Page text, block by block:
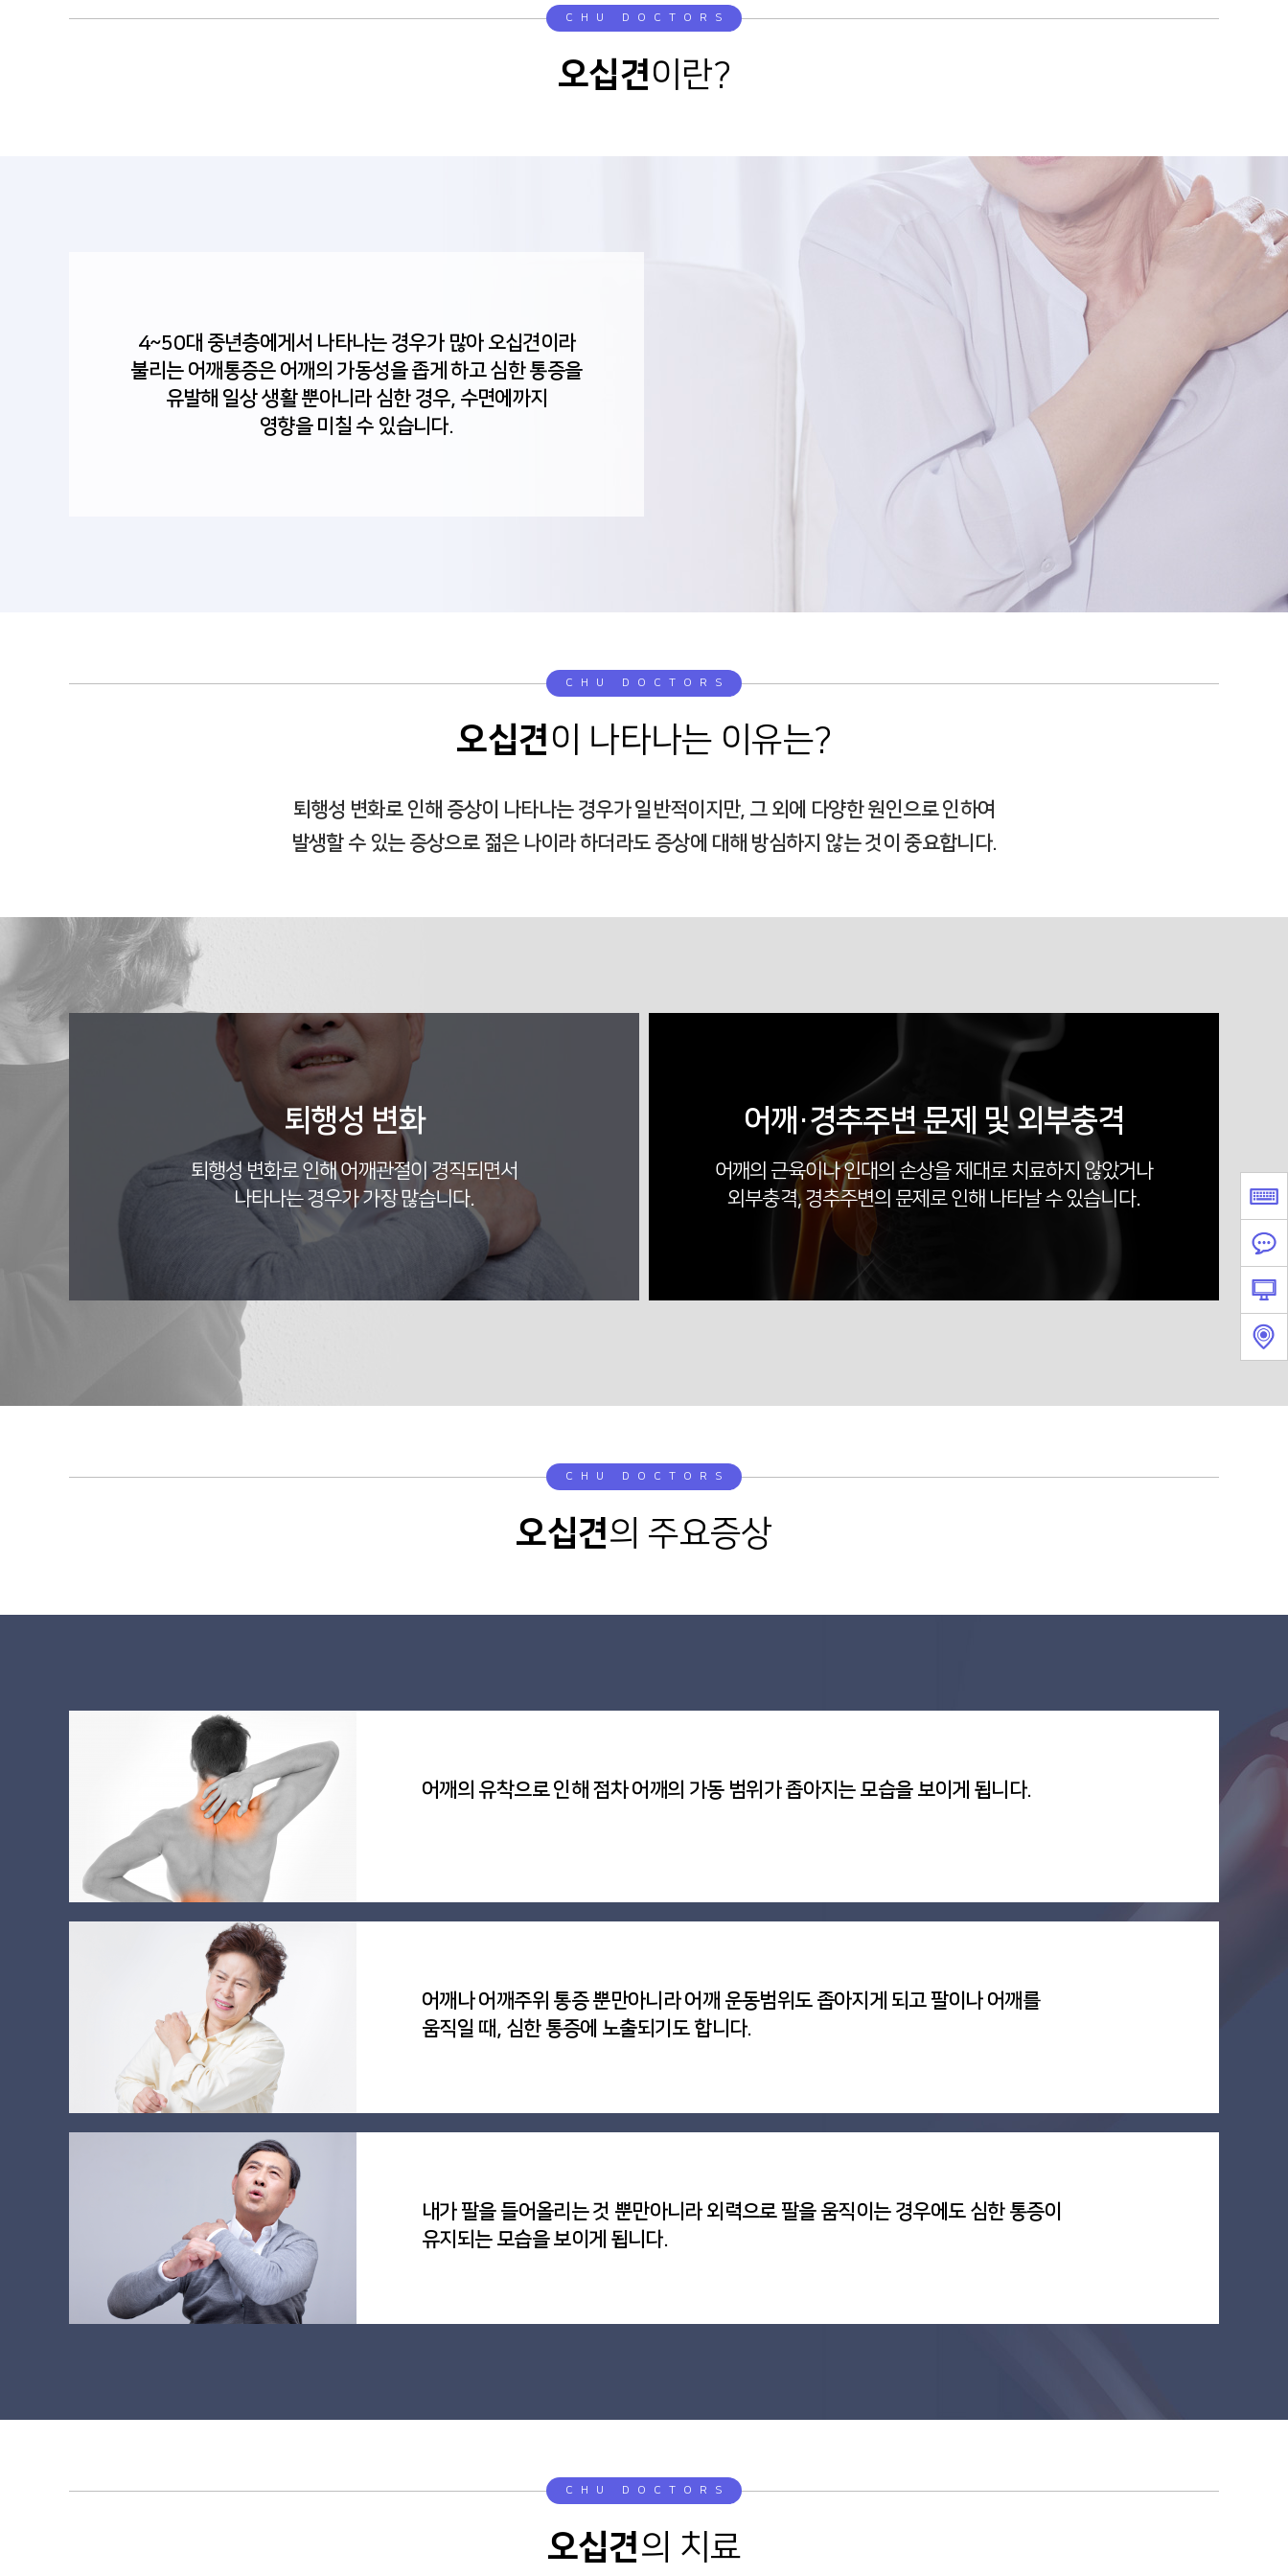
CHU DOCTORS
오십견이란?
4~50대 중년층에게서 나타나는 경우가 많아 오십견이라
불리는 어깨통증은 어깨의 가동성을 좁게 하고 심한 통증을
유발해 일상 생활 뿐아니라 심한 경우, 수면에까지
영향을 미칠 수 있습니다.
CHU DOCTORS
오십견이 나타나는 이유는?
퇴행성 변화로 인해 증상이 나타나는 경우가 일반적이지만, 그 외에 다양한 원인으로 인하여
발생할 수 있는 증상으로 젊은 나이라 하더라도 증상에 대해 방심하지 않는 것이 중요합니다.
퇴행성 변화
퇴행성 변화로 인해 어깨관절이 경직되면서
나타나는 경우가 가장 많습니다.
어깨·경추주변 문제 및 외부충격
어깨의 근육이나 인대의 손상을 제대로 치료하지 않았거나
외부충격, 경추주변의 문제로 인해 나타날 수 있습니다.
CHU DOCTORS
오십견의 주요증상
어깨의 유착으로 인해 점차 어깨의 가동 범위가 좁아지는 모습을 보이게 됩니다.
어깨나 어깨주위 통증 뿐만아니라 어깨 운동범위도 좁아지게 되고 팔이나 어깨를
움직일 때, 심한 통증에 노출되기도 합니다.
내가 팔을 들어올리는 것 뿐만아니라 외력으로 팔을 움직이는 경우에도 심한 통증이
유지되는 모습을 보이게 됩니다.
CHU DOCTORS
오십견의 치료